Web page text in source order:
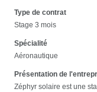
Type de contrat
Stage 3 mois
Spécialité
Aéronautique
Présentation de
Zéphyr solaire est une